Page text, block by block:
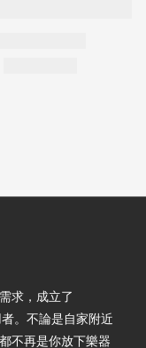
求，成立了
。不論是自家附近
不再是你放下樂器